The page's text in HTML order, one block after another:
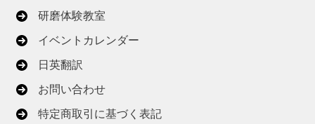
研磨体験教室
イベントカレンダー
日英翻訳
お問い合わせ
特定商取引に基づく表記